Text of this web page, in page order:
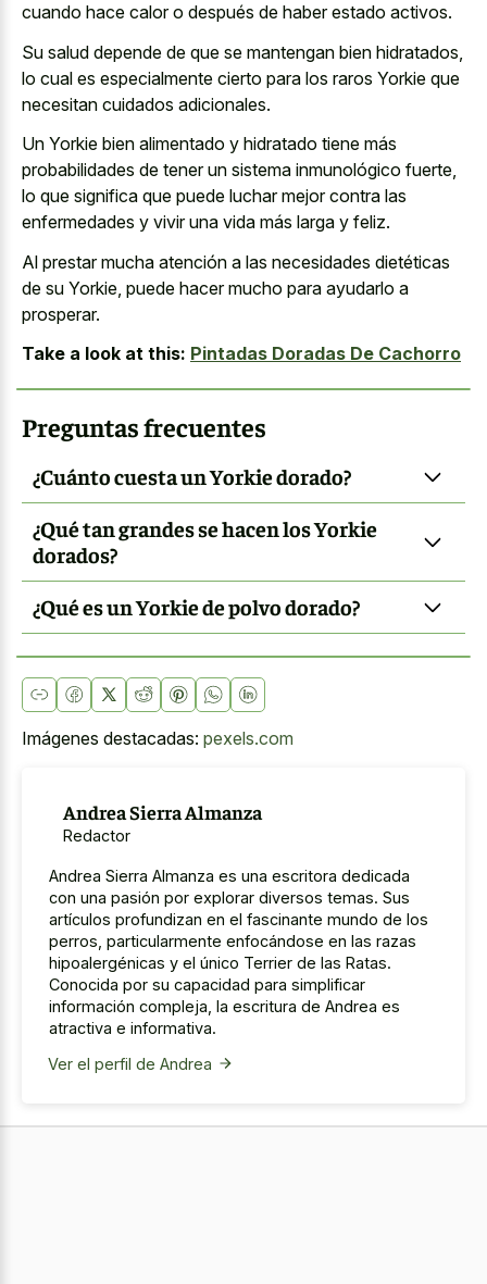
cuando hace calor o después de haber estado activos.
Su salud depende de que se mantengan bien hidratados,
lo cual es especialmente cierto para los raros Yorkie que
necesitan cuidados adicionales.
Un Yorkie bien alimentado y hidratado tiene más
probabilidades de tener un sistema inmunológico fuerte,
lo que significa que puede luchar mejor contra las
enfermedades y vivir una vida más larga y feliz.
Al prestar mucha atención a las necesidades dietéticas
de su Yorkie, puede hacer mucho para ayudarlo a
prosperar.
Take a look at this: Pintadas Doradas De Cachorro
Preguntas frecuentes
¿Cuánto cuesta un Yorkie dorado?
¿Qué tan grandes se hacen los Yorkie
dorados?
¿Qué es un Yorkie de polvo dorado?
Imágenes destacadas: pexels.com
Andrea Sierra Almanza
Redactor
Andrea Sierra Almanza es una escritora dedicada
con una pasión por explorar diversos temas. Sus
artículos profundizan en el fascinante mundo de los
perros, particularmente enfocándose en las razas
hipoalergénicas y el único Terrier de las Ratas.
Conocida por su capacidad para simplificar
información compleja, la escritura de Andrea es
atractiva e informativa.
Ver el perfil de Andrea